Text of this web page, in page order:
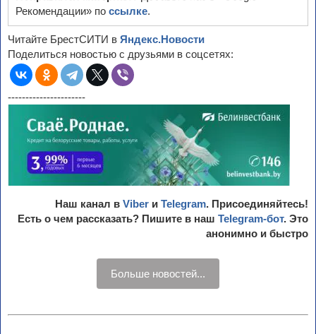
Рекомендации» по ссылке.
Читайте БрестСИТИ в Яндекс.Новости
Поделиться новостью с друзьями в соцсетях:
----------------------
Наш канал в Viber и Telegram. Присоединяйтесь!
Есть о чем рассказать? Пишите в наш Telegram-бот. Это
анонимно и быстро
Больше новостей...